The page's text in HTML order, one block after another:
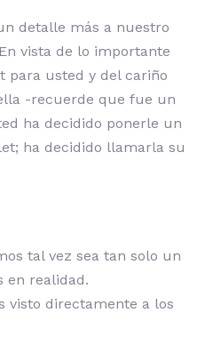
detalle más a nuestro
vista de lo importante
para usted y del cariño
-recuerde que fue un
ha decidido ponerle un
ha decidido llamarla su
tal vez sea tan solo un
en realidad.
visto directamente a los